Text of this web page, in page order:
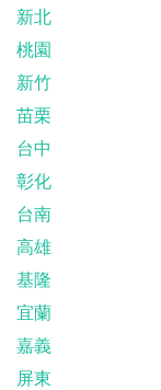
新北
桃園
新竹
苗栗
台中
彰化
台南
高雄
基隆
宜蘭
嘉義
屏東